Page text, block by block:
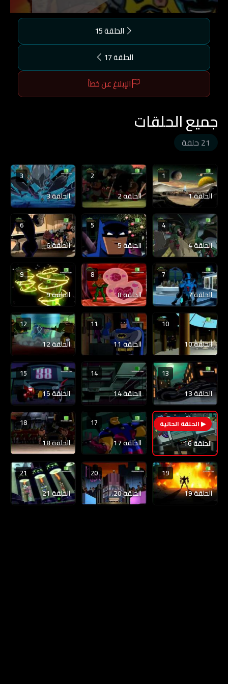
الحلقة 15
الحلقة 17
الإبلاغ عن خطأ
جميع الحلقات
21 حلقة
1
الحلقة 1
2
الحلقة 2
3
الحلقة 3
4
الحلقة 4
5
الحلقة 5
6
الحلقة 6
7
الحلقة 7
8
الحلقة 8
9
الحلقة 9
10
الحلقة 10
11
الحلقة 11
12
الحلقة 12
13
الحلقة 13
14
الحلقة 14
15
الحلقة 15
16
الحلقة 16
17
الحلقة 17
18
الحلقة 18
19
الحلقة 19
20
الحلقة 20
21
الحلقة 21